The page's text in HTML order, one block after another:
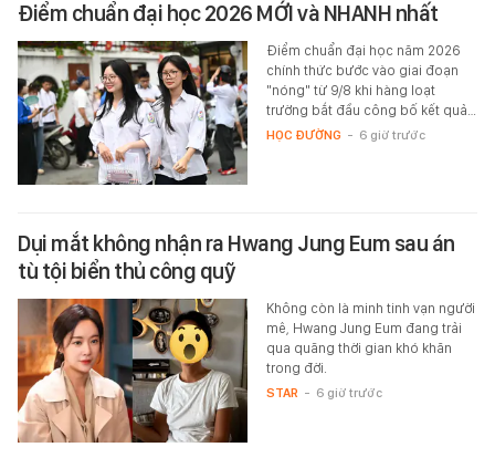
Điểm chuẩn đại học 2026 MỚI và NHANH nhất
Điểm chuẩn đại học năm 2026
chính thức bước vào giai đoạn
"nóng" từ 9/8 khi hàng loạt
trường bắt đầu công bố kết quả…
HỌC ĐƯỜNG - 6 giờ trước
Dụi mắt không nhận ra Hwang Jung Eum sau án
tù tội biển thủ công quỹ
Không còn là minh tinh vạn người
mê, Hwang Jung Eum đang trải
qua quãng thời gian khó khăn
trong đời.
STAR - 6 giờ trước